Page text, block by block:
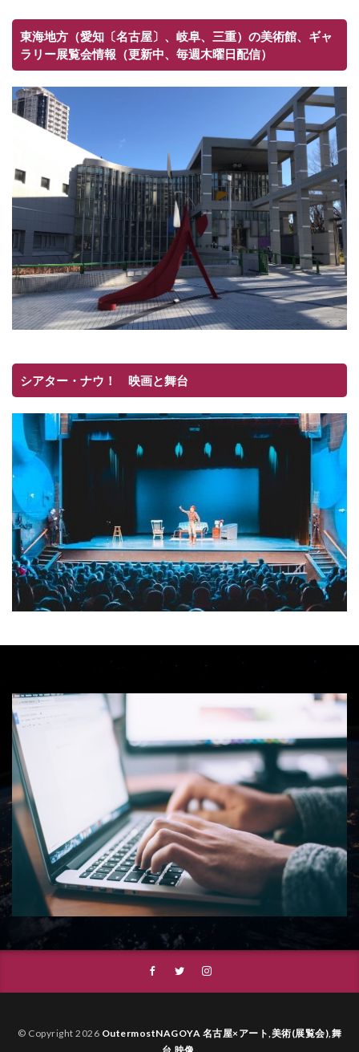
東海地方（愛知〔名古屋〕、岐阜、三重）の美術館、ギャ
ラリー展覧会情報（更新中、毎週木曜日配信）
シアター・ナウ！ 映画と舞台
© Copyright 2026 OutermostNAGOYA 名古屋×アート,美術(展覧会),舞